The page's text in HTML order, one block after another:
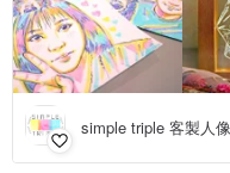
simple triple 客製人